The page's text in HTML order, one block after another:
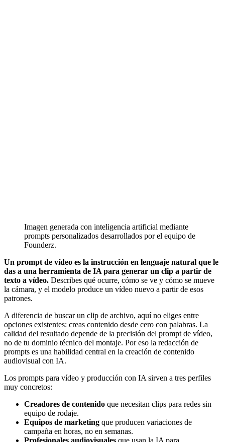
Imagen generada con inteligencia artificial mediante
prompts personalizados desarrollados por el equipo de
Founderz.
Un prompt de vídeo es la instrucción en lenguaje natural que le
das a una herramienta de IA para generar un clip a partir de
texto a vídeo. Describes qué ocurre, cómo se ve y cómo se mueve
la cámara, y el modelo produce un vídeo nuevo a partir de esos
patrones.
A diferencia de buscar un clip de archivo, aquí no eliges entre
opciones existentes: creas contenido desde cero con palabras. La
calidad del resultado depende de la precisión del prompt de vídeo,
no de tu dominio técnico del montaje. Por eso la redacción de
prompts es una habilidad central en la creación de contenido
audiovisual con IA.
Los prompts para vídeo y producción con IA sirven a tres perfiles
muy concretos:
Creadores de contenido que necesitan clips para redes sin
equipo de rodaje.
Equipos de marketing que producen variaciones de
campaña en horas, no en semanas.